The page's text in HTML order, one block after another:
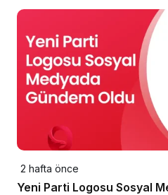
2 hafta önce
Yeni Parti Logosu Sosyal